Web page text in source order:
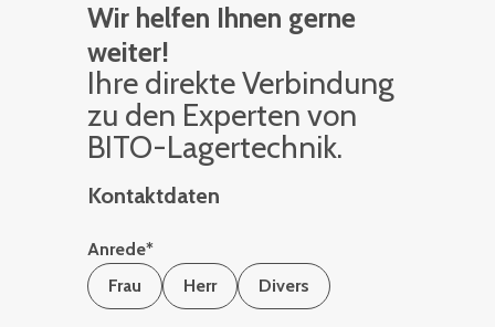
Wir helfen Ihnen gerne
weiter!
Ihre di­rek­te Ver­bin­dung
zu den Ex­per­ten von
BITO-La­ger­tech­nik.
Kontaktdaten
Anrede*
Frau
Herr Divers